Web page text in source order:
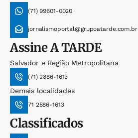
(71) 99601-0020
jornalismoportal@grupoatarde.com.br
AssineA TARDE
Salvador e Região Metropolitana
(71) 2886-1613
Demais localidades
71 2886-1613
Classificados